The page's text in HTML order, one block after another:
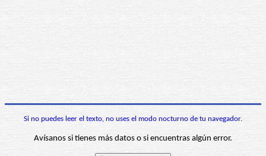
Si no puedes leer el texto, no uses el modo nocturno de tu navegador.
Avísanos si tienes más datos o si encuentras algún error.